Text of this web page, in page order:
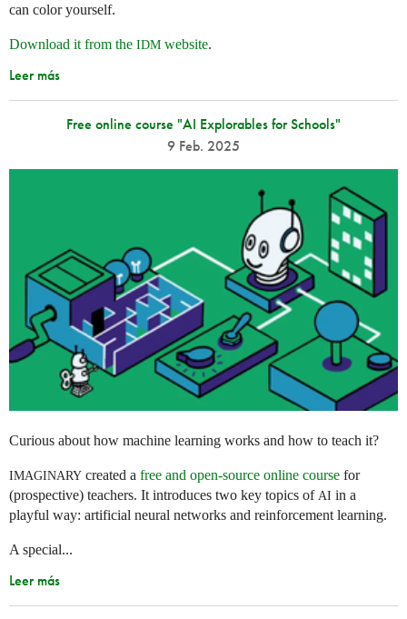
can color yourself.
Download it from the IDM website.
Leer más
Free online course "AI Explorables for Schools"
9 Feb. 2025
Curious about how machine learning works and how to teach it?
IMAGINARY created a free and open-source online course for
(prospective) teachers. It introduces two key topics of AI in a
playful way: artificial neural networks and reinforcement learning.
A special...
Leer más